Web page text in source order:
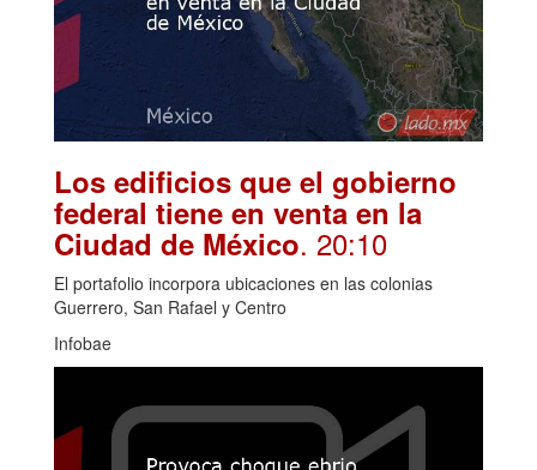
Los edificios que el gobierno
federal tiene en venta en la
Ciudad de México. 20:10
El portafolio incorpora ubicaciones en las colonias
Guerrero, San Rafael y Centro
Infobae